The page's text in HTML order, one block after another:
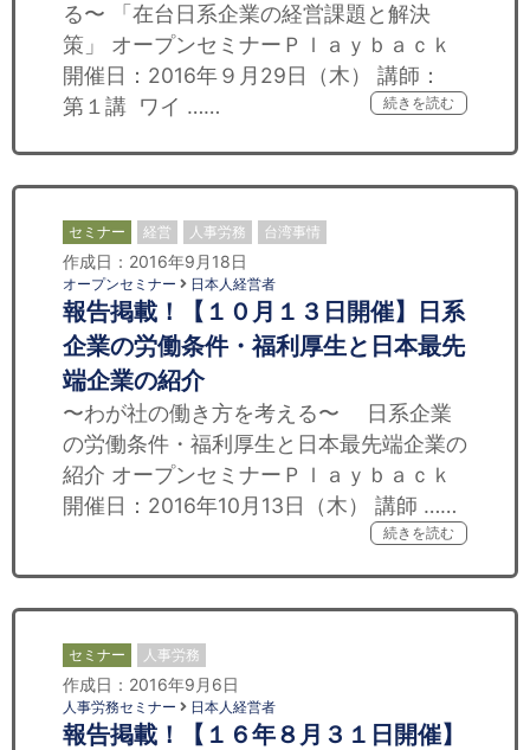
る〜 「在台日系企業の経営課題と解決
策」 オープンセミナーＰｌａｙｂａｃｋ
開催日：2016年９月29日（木） 講師：
第１講 ワイ ……
続きを読む
セミナー 経営 人事労務 台湾事情
作成日：2016年9月18日
オープンセミナー 日本人経営者
報告掲載！【１０月１３日開催】日系
企業の労働条件・福利厚生と日本最先
端企業の紹介
〜わが社の働き方を考える〜 日系企業
の労働条件・福利厚生と日本最先端企業の
紹介 オープンセミナーＰｌａｙｂａｃｋ
開催日：2016年10月13日（木） 講師 ……
続きを読む
セミナー 人事労務
作成日：2016年9月6日
人事労務セミナー 日本人経営者
報告掲載！【１６年８月３１日開催】